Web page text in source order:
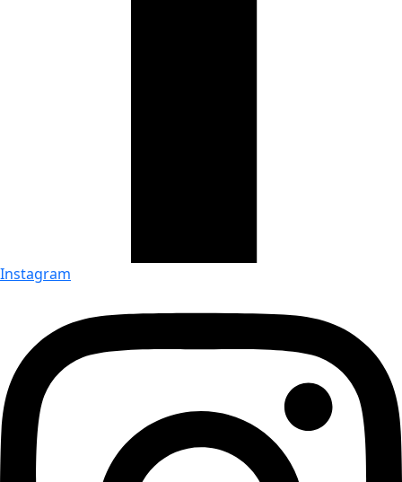
Instagram